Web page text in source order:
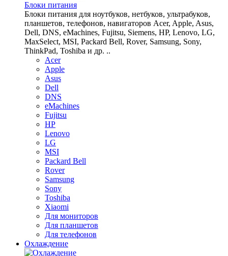
Блоки питания
Блоки питания для ноутбуков, нетбуков, ультрабуков,
планшетов, телефонов, навигаторов Acer, Apple, Asus,
Dell, DNS, eMachines, Fujitsu, Siemens, HP, Lenovo, LG,
MaxSelect, MSI, Packard Bell, Rover, Samsung, Sony,
ThinkPad, Toshiba и др. ..
Acer
Apple
Asus
Dell
DNS
eMachines
Fujitsu
HP
Lenovo
LG
MSI
Packard Bell
Rover
Samsung
Sony
Toshiba
Xiaomi
Для мониторов
Для планшетов
Для телефонов
Охлаждение